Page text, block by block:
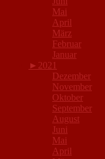
Mai
April
März
Februar
Januar
► 2021
Dezember
November
Oktober
September
August
Juni
Mai
April